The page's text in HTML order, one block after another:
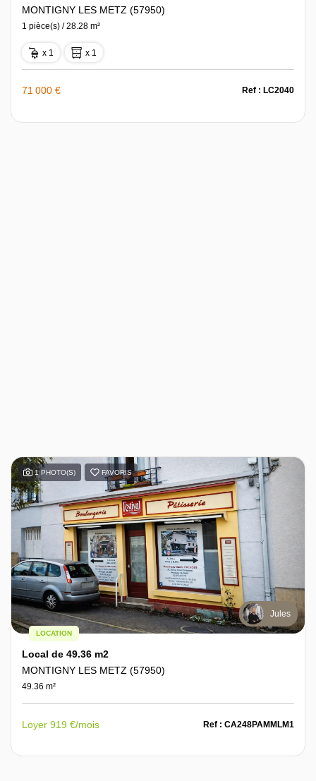
MONTIGNY LES METZ (57950)
1 pièce(s) / 28.28 m²
x 1 x 1
71 000 € Ref : LC2040
1 PHOTO(S) FAVORIS
Jules
LOCATION
Local de 49.36 m2
MONTIGNY LES METZ (57950)
49.36 m²
Loyer 919 €/mois Ref : CA248PAMMLM1